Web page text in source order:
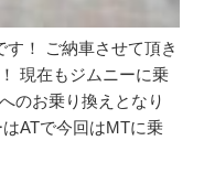
！ ご納車させて頂き
現在もジムニーに乗
のお乗り換えとなり
ATで今回はMTに乗